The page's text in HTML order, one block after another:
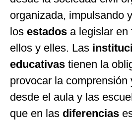
organizada, impulsando
los estados a legislar en
ellos y elles. Las
educativas tienen la
provocar la comprensión
desde el aula y las
que en las diferencias